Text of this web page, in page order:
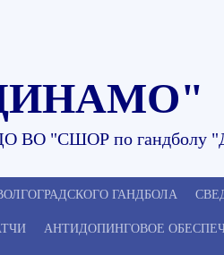
ВО "СШОР по гандболу
ГАНДБОЛА
АНТИДОПИНГОВОЕ